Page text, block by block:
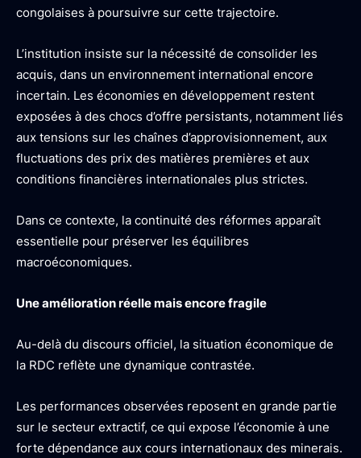
congolaises à poursuivre sur cette trajectoire.
L’institution insiste sur la nécessité de consolider les
acquis, dans un environnement international encore
incertain. Les économies en développement restent
exposées à des chocs d’offre persistants, notamment liés
aux tensions sur les chaînes d’approvisionnement, aux
fluctuations des prix des matières premières et aux
conditions financières internationales plus strictes.
Dans ce contexte, la continuité des réformes apparaît
essentielle pour préserver les équilibres
macroéconomiques.
Une amélioration réelle mais encore fragile
Au-delà du discours officiel, la situation économique de
la RDC reflète une dynamique contrastée.
Les performances observées reposent en grande partie
sur le secteur extractif, ce qui expose l’économie à une
forte dépendance aux cours internationaux des minerais.